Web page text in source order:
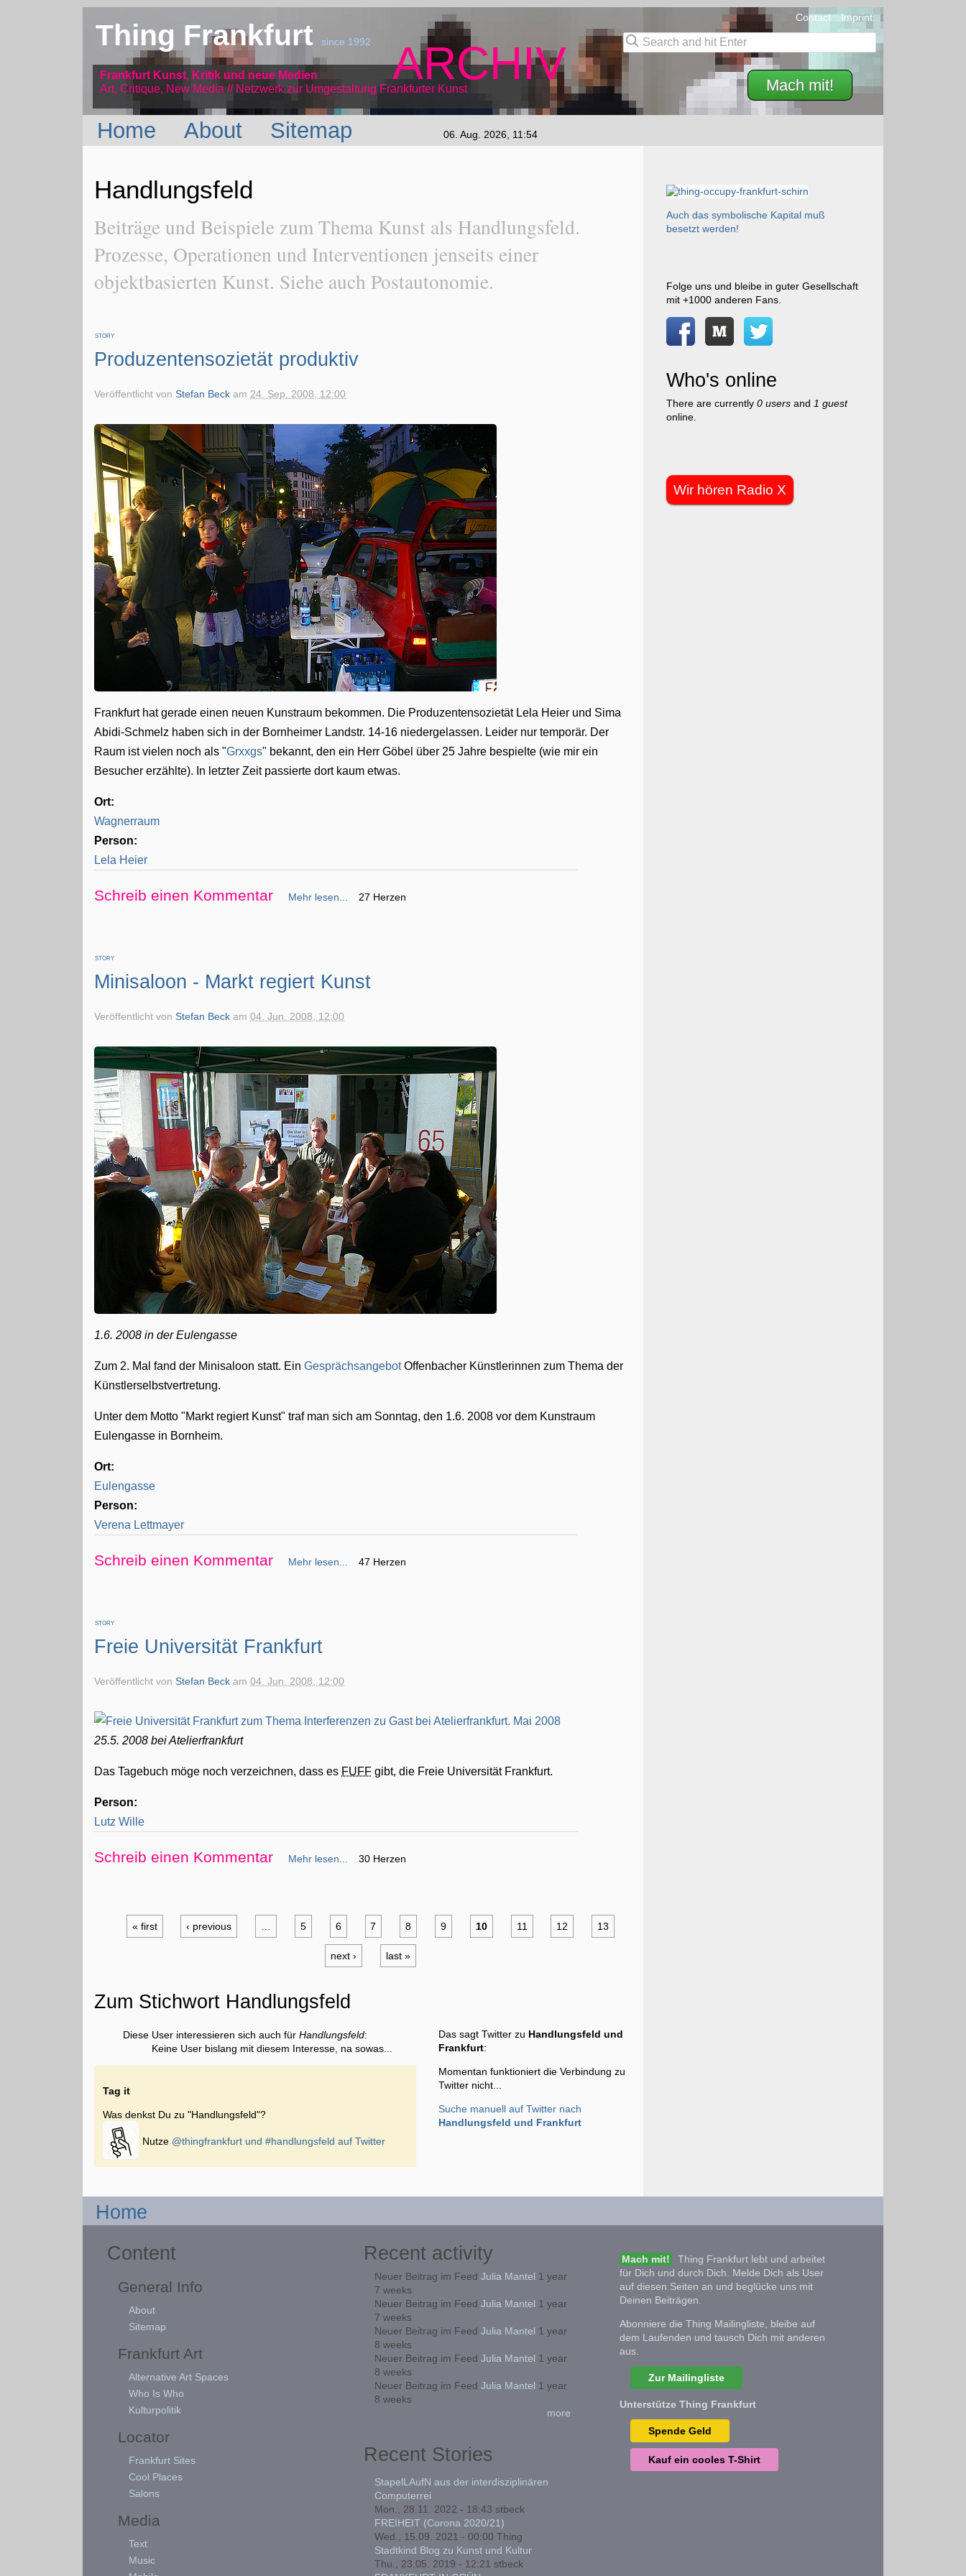
Thing Frankfurtsince 1992
Frankfurt Kunst, Kritik und neue Medien
Art, Critique, New Media // Netzwerk
ARCHIV
zur Umgestaltung Frankfurter Kunst Mach mit!
Contact Imprint
Home About Sitemap 06. Aug. 2026, 11:54
Handlungsfeld
Beiträge und Beispiele zum Thema Kunst als Handlungsfeld.
Prozesse, Operationen und Interventionen jenseits einer
objektbasierten Kunst. Siehe auch Postautonomie.
STORY
Produzentensozietät produktiv
Veröffentlicht vonStefan Beck am24. Sep. 2008, 12:00
Frankfurt hat gerade einen neuen Kunstraum bekommen. Die Produzentensozietät Lela Heier und Sima
Abidi-Schmelz haben sich in der Bornheimer Landstr. 14-16 niedergelassen. Leider nur temporär. Der
Raum ist vielen noch als "Grxxgs" bekannt, den ein Herr Göbel über 25 Jahre bespielte (wie mir ein
Besucher erzählte). In letzter Zeit passierte dort kaum etwas.
Ort:
Wagnerraum
Person:
Lela Heier
Schreib einen Kommentar Mehr lesen... 27 Herzen
STORY
Minisaloon - Markt regiert Kunst
Veröffentlicht vonStefan Beck am04. Jun. 2008, 12:00
1.6. 2008 in der Eulengasse
Zum 2. Mal fand der Minisaloon statt. EinGesprächsangebotOffenbacher Künstlerinnen zum Thema der
Künstlerselbstvertretung.
Unter dem Motto "Markt regiert Kunst" traf man sich am Sonntag, den 1.6. 2008 vor dem Kunstraum
Eulengasse in Bornheim.
Ort:
Eulengasse
Person:
Verena Lettmayer
Schreib einen Kommentar Mehr lesen... 47 Herzen
STORY
Freie Universität Frankfurt
Veröffentlicht vonStefan Beck am04. Jun. 2008, 12:00
25.5. 2008 bei Atelierfrankfurt
Das Tagebuch möge noch verzeichnen, dass es FUFF gibt, die Freie Universität Frankfurt.
Person:
Lutz Wille
Schreib einen Kommentar Mehr lesen... 30 Herzen
« first ‹ previous 5 6 7 8 9 10 11 12 13
next › last »
Zum Stichwort Handlungsfeld
Diese User interessieren sich auch fürHandlungsfeld:
Keine User bislang mit diesem Interesse, na sowas...
Tag it
Was denkst Du zu "Handlungsfeld"?
Nutze @thingfrankfurt und#handlungsfeld auf Twitter
Das sagt Twitter zu Handlungsfeld und
Frankfurt:
Momentan funktioniert die Verbindung zu
Twitter nicht...
Suche manuell auf Twitter nach
Handlungsfeld und Frankfurt
Auch das symbolische Kapital muß
besetzt werden!
Folge uns und bleibe in guter Gesellschaft
mit +1000 anderen Fans.
Who's online
There are currently 0 usersand 1 guest
online.
Wir hören Radio X
Home
Content
General Info
About
Sitemap
Frankfurt Art
Alternative Art Spaces
Who Is Who
Kulturpolitik
Locator
Frankfurt Sites
Cool Places
Salons
Media
Text
Music
Recent activity
Neuer Beitrag im Feed Julia Mantel 1 year
7 weeks
Neuer Beitrag im Feed Julia Mantel 1 year
7 weeks
Neuer Beitrag im Feed Julia Mantel 1 year
8 weeks
Neuer Beitrag im Feed Julia Mantel 1 year
8 weeks
Neuer Beitrag im Feed Julia Mantel 1 year
8 weeks
more
Recent Stories
StapelLAufN aus der interdisziplinären
Computerrei
Mon., 28.11. 2022 - 18:43 stbeck
FREIHEIT (Corona 2020/21)
Wed., 15.09. 2021 - 00:00 Thing
Stadtkind Blog zu Kunst und Kultur
Thu., 23.05. 2019 - 12:21 stbeck
Mach mit!
Thing Frankfurt lebt und arbeitet
für Dich und durch Dich. Melde Dich als User
auf diesen Seiten an und beglücke uns mit
Deinen Beiträgen.
Abonniere die Thing Mailingliste, bleibe auf
dem Laufenden und tausch Dich mit anderen
aus.
Zur Mailingliste
Unterstütze Thing Frankfurt
Spende Geld
Kauf ein cooles T-Shirt